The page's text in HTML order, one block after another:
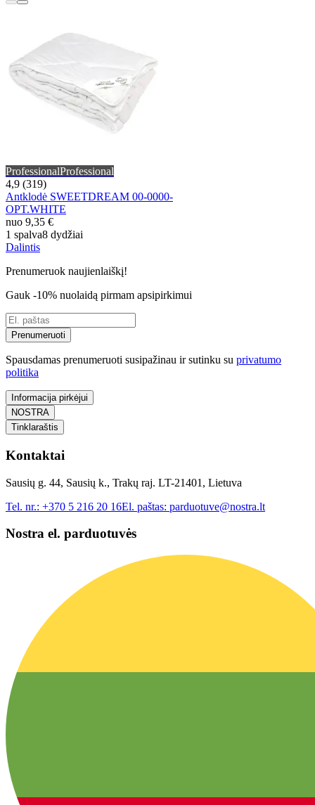
ProfessionalProfessional
4,9 (319)
Antklodė SWEETDREAM 00-0000-
OPT.WHITE
nuo 9,35 €
1 spalva8 dydžiai
Dalintis
Prenumeruok naujienlaiškį!
Gauk -10% nuolaidą pirmam apsipirkimui
Prenumeruoti
Spausdamas prenumeruoti susipažinau ir sutinku su privatumo
politika
Informacija pirkėjui
NOSTRA
Tinklaraštis
Kontaktai
Sausių g. 44, Sausių k., Trakų raj. LT-21401, Lietuva
Tel. nr.: +370 5 216 20 16El. paštas: parduotuve@nostra.lt
Nostra el. parduotuvės